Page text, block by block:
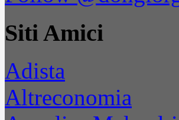
Siti Amici
Adista
Altreconomia